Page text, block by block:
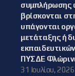
συμπλήρωσης
βρίσκονται
υπάγονται
μετάταξης ή
ΠΥΣΔΕ
31 Ιουλίου,